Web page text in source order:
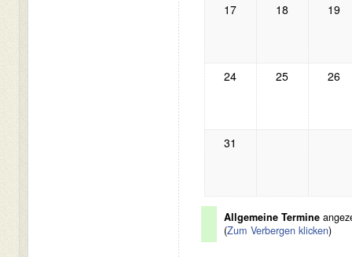
17 18 19
24 25 26
31
Allgemeine Termine
(Zum Verbergen klicken)